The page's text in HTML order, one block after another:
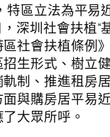
特區立法為平易
深圳社會扶植“
區社會扶植條例
生形式、樹立
制、推進租房
與購房居平易
大眾所呼。